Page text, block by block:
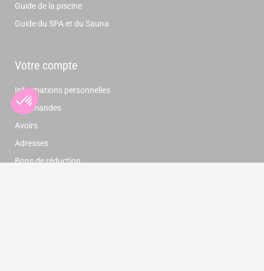
Guide de la piscine
Guide du SPA et du Sauna
Votre compte
Informations personnelles
Commandes
Avoirs
Adresses
Bons de réduction